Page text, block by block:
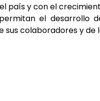
país y con el
el desarrollo
colaboradores y de